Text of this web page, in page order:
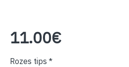
11.00€
Rozes tips